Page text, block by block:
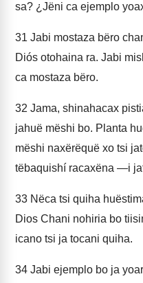
sa? ¿Jëni ca ejemplo
31 Jabi mostaza bëro
Diós otohaina ra. Jabi
ca mostaza bëro.
32 Jama, shinahacax
jahuë mëshi bo. Planta
mëshi naxërëquë xo tsi
tëbaquishí racaxëna —i
33 Nëca tsi quiha
Dios Chani nohiria bo
icano tsi ja tocani quiha.
34 Jabi ejemplo bo ja